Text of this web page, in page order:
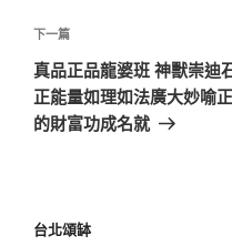
下一篇
真品正品龍婆班 神獸崇迪
正能量如理如法廣大妙喻
的財富功成名就
台北頌缽